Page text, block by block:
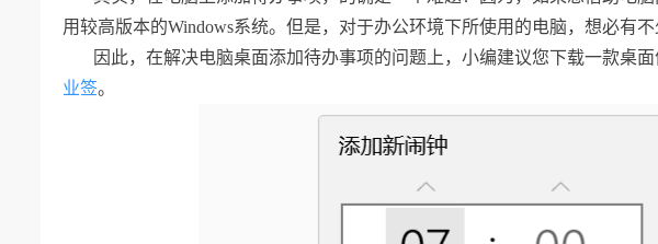
用较高版本的Windows系统。但是，对于办公环境下所使用的电脑，想必有不
因此，在解决电脑桌面添加待办事项的问题上，小编建议您下载一款
业签。